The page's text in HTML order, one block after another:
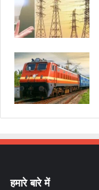
हमारे बारे में